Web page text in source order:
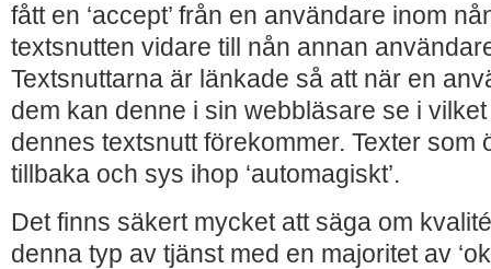
fått en ‘accept’ från en användare inom
textsnutten vidare till nån annan
Textsnuttarna är länkade så att när en
dem kan denne i sin webbläsare se i
dennes textsnutt förekommer. Texter som
tillbaka och sys ihop ‘automagiskt’.
Det finns säkert mycket att säga om
denna typ av tjänst med en majoritet av